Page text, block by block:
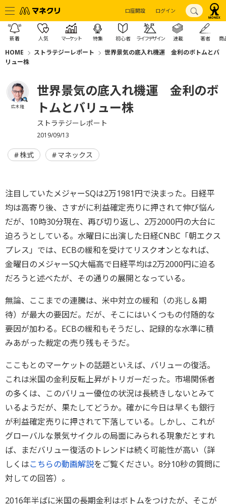
口座開設 ログイン
新着 人気 マーケット 特集 初心者 ライフデザイン 連載 著者 商
HOME ストラテジーレポート
世界景気の底入れ機運 金利のボトムとバ
リュー株
広木 隆
世界景気の底入れ機運 金利のボ
トムとバリュー株
ストラテジーレポート
2019/09/13
株式 マネックス
注目していたメジャーSQは2万1981円で決まった。日経平
均は高寄り後、さすがに利益確定売りに押されて伸び悩ん
だが、10時30分現在、再び切り返し、2万2000円の大台に
迫ろうとしている。水曜日に出演した日経CNBC「朝エクス
プレス」では、ECBの緩和を受けてリスクオンとなれば、
金曜日のメジャーSQ大幅高で日経平均は2万2000円に迫る
だろうと述べたが、その通りの展開となっている。
無論、ここまでの連騰は、米中対立の緩和（の兆し＆期
待）が最大の要因だ。だが、そこにはいくつもの付随的な
要因が加わる。ECBの緩和もそうだし、記録的な水準に積
みあがった裁定の売り残もそうだ。
ここもとのマーケットの話題といえば、バリューの復活。
これは米国の金利反転上昇がトリガーだった。市場関係者
の多くは、このバリュー優位の状況は長続きしないとみて
いるようだが、果たしてどうか。確かに今日は早くも銀行
が利益確定売りに押されて下落している。しかし、これが
グローバルな景気サイクルの局面にみられる現象だとすれ
ば、まだバリュー復活のトレンドは続く可能性が高い（詳
しくはこちらの動画解説をご覧ください。8分10秒の質問に
対しての回答）。
2016年半ばに米国の長期金利はボトムをつけたが、そこが